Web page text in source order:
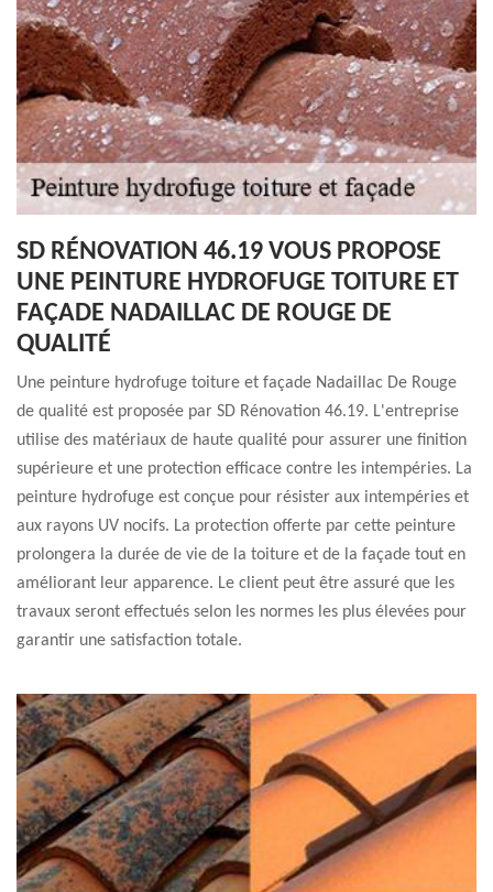
SD RÉNOVATION 46.19 VOUS PROPOSE
UNE PEINTURE HYDROFUGE TOITURE ET
FAÇADE NADAILLAC DE ROUGE DE
QUALITÉ
Une peinture hydrofuge toiture et façade Nadaillac De Rouge
de qualité est proposée par SD Rénovation 46.19. L'entreprise
utilise des matériaux de haute qualité pour assurer une finition
supérieure et une protection efficace contre les intempéries. La
peinture hydrofuge est conçue pour résister aux intempéries et
aux rayons UV nocifs. La protection offerte par cette peinture
prolongera la durée de vie de la toiture et de la façade tout en
améliorant leur apparence. Le client peut être assuré que les
travaux seront effectués selon les normes les plus élevées pour
garantir une satisfaction totale.